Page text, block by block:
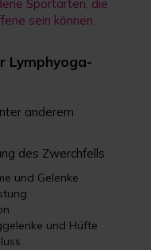
Sportarten, die
sein können.
Lymphyoga-
anderem
des Zwerchfells
und Gelenke
und Hüfte